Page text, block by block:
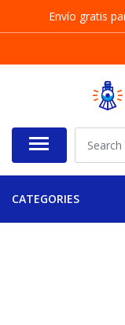
Envío gratis
CATEGORIES